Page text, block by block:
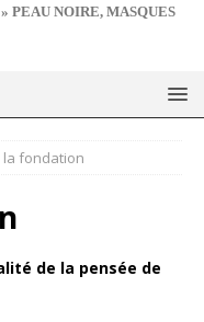
PEAU NOIRE, MASQUES
la fondation
de la pensée de